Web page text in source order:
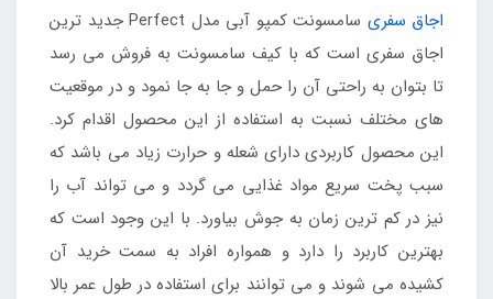
اجاق سفری
سامسونت کمپو آبی مدل Perfect جدید ترین
اجاق سفری است که با کیف سامسونت به فروش می رسد
تا بتوان به راحتی آن را حمل و جا به جا نمود و در موقعیت
های مختلف نسبت به استفاده از این محصول اقدام کرد.
این محصول کاربردی دارای شعله و حرارت زیاد می باشد که
سبب پخت سریع مواد غذایی می گردد و می تواند آب را
نیز در کم ترین زمان به جوش بیاورد. با این وجود است که
بهترین کاربرد را دارد و همواره افراد به سمت خرید آن
کشیده می شوند و می توانند برای استفاده در طول عمر بالا